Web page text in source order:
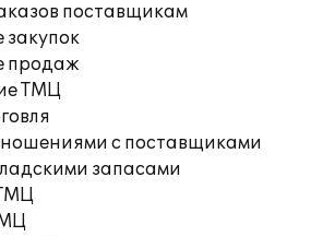
поставщикам
продаж
ТМЦ
с поставщиками
запасами